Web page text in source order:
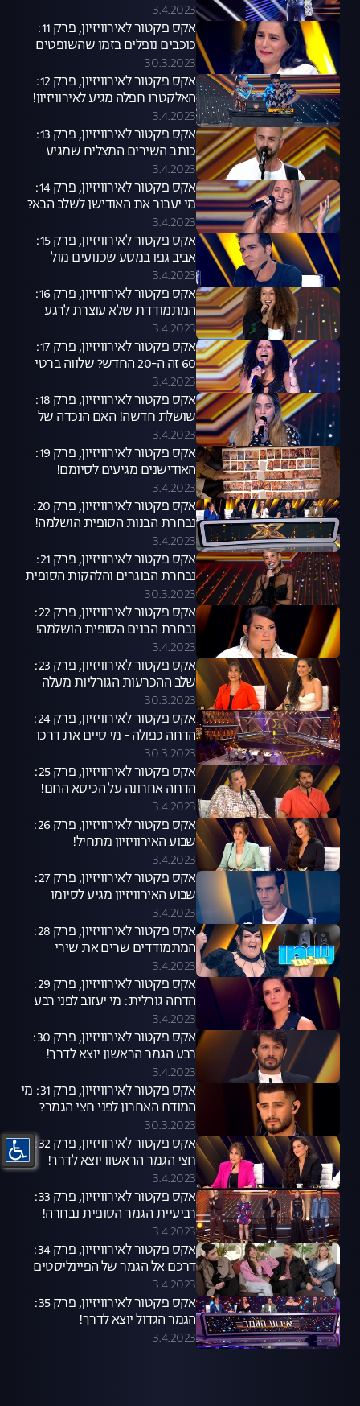
פירס
3.4.2023
אקס פקטור לאירוויזיון, פרק 11:
כוכבים נופלים בזמן שהשופטים
חלוקים
30.3.2023
אקס פקטור לאירוויזיון, פרק 12:
האלקטרו חפלה מגיע לאירוויזיון!
3.4.2023
אקס פקטור לאירוויזיון, פרק 13:
כותב השירים המצליח שמגיע
לקדמת הבמה
3.4.2023
אקס פקטור לאירוויזיון, פרק 14:
מי יעבור את האודישן לשלב הבא?
3.4.2023
אקס פקטור לאירוויזיון, פרק 15:
אביב גפן במסע שכנועים מול
השופטים
3.4.2023
אקס פקטור לאירוויזיון, פרק 16:
המתמודדת שלא עוצרת לרגע
אחד!
3.4.2023
אקס פקטור לאירוויזיון, פרק 17:
60 זה ה-20 החדש? שלווה ברטי
מנסה לעשות היסטוריה
3.4.2023
אקס פקטור לאירוויזיון, פרק 18:
שושלת חדשה! האם הנכדה של
אהוד מנור תצליח לצאת מהצל של
סבא שלה?
3.4.2023
אקס פקטור לאירוויזיון, פרק 19:
האודישנים מגיעים לסיומם!
3.4.2023
אקס פקטור לאירוויזיון, פרק 20:
נבחרת הבנות הסופית הושלמה!
3.4.2023
אקס פקטור לאירוויזיון, פרק 21:
נבחרת הבוגרים והלהקות הסופית
הושלמה!
30.3.2023
אקס פקטור לאירוויזיון, פרק 22:
נבחרת הבנים הסופית הושלמה!
3.4.2023
אקס פקטור לאירוויזיון, פרק 23:
שלב ההכרעות הגורליות מעלה
הילוך!
30.3.2023
אקס פקטור לאירוויזיון, פרק 24:
הדחה כפולה - מי סיים את דרכו
לאירוויזיון?
30.3.2023
אקס פקטור לאירוויזיון, פרק 25:
הדחה אחרונה על הכיסא החם!
3.4.2023
אקס פקטור לאירוויזיון, פרק 26:
שבוע האירוויזיון מתחיל!
3.4.2023
אקס פקטור לאירוויזיון, פרק 27:
שבוע האירוויזיון מגיע לסיומו
3.4.2023
אקס פקטור לאירוויזיון, פרק 28:
המתמודדים שרים את שירי
השופטים
3.4.2023
אקס פקטור לאירוויזיון, פרק 29:
הדחה גורלית: מי יעזוב לפני רבע
הגמר?
3.4.2023
אקס פקטור לאירוויזיון, פרק 30:
רבע הגמר הראשון יוצא לדרך!
3.4.2023
אקס פקטור לאירוויזיון, פרק 31: מי
המודח האחרון לפני חצי הגמר?
30.3.2023
אקס פקטור לאירוויזיון, פרק 32:
חצי הגמר הראשון יוצא לדרך!
3.4.2023
אקס פקטור לאירוויזיון, פרק 33:
רביעיית הגמר הסופית נבחרה!
3.4.2023
אקס פקטור לאירוויזיון, פרק 34:
דרכם אל הגמר של הפיינליסטים
3.4.2023
אקס פקטור לאירוויזיון, פרק 35:
הגמר הגדול יוצא לדרך!
3.4.2023